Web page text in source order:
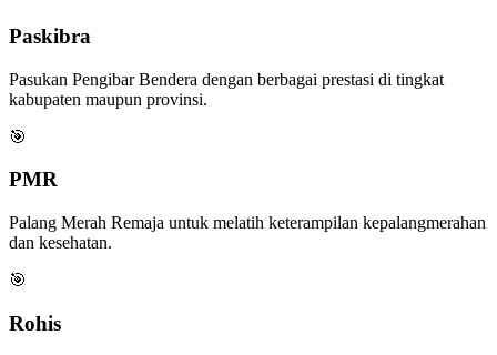
Paskibra
Pasukan Pengibar Bendera dengan berbagai prestasi di tingkat
kabupaten maupun provinsi.
🎯
PMR
Palang Merah Remaja untuk melatih keterampilan kepalangmerahan
dan kesehatan.
🎯
Rohis